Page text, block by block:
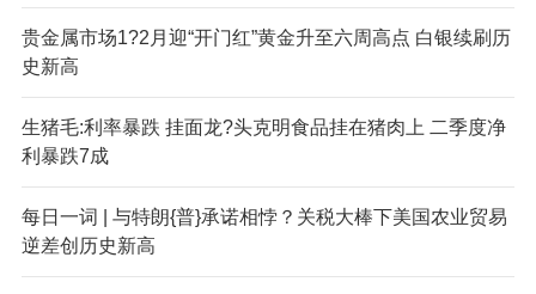
贵金属市场1?2月迎“开门红”黄金升至六周高点 白银续刷历
史新高
生猪毛:利率暴跌 挂面龙?头克明食品挂在猪肉上 二季度净
利暴跌7成
每日一词 | 与特朗{普}承诺相悖？关税大棒下美国农业贸易
逆差创历史新高